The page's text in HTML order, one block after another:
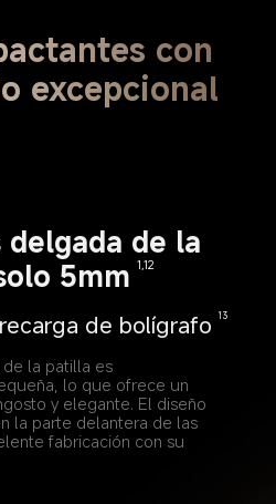
con
excepcional
de la
5mm 1,12
de bolígrafo 13
la patilla es
lo que ofrece un
y elegante. El diseño
la parte delantera de las
fabricación con su